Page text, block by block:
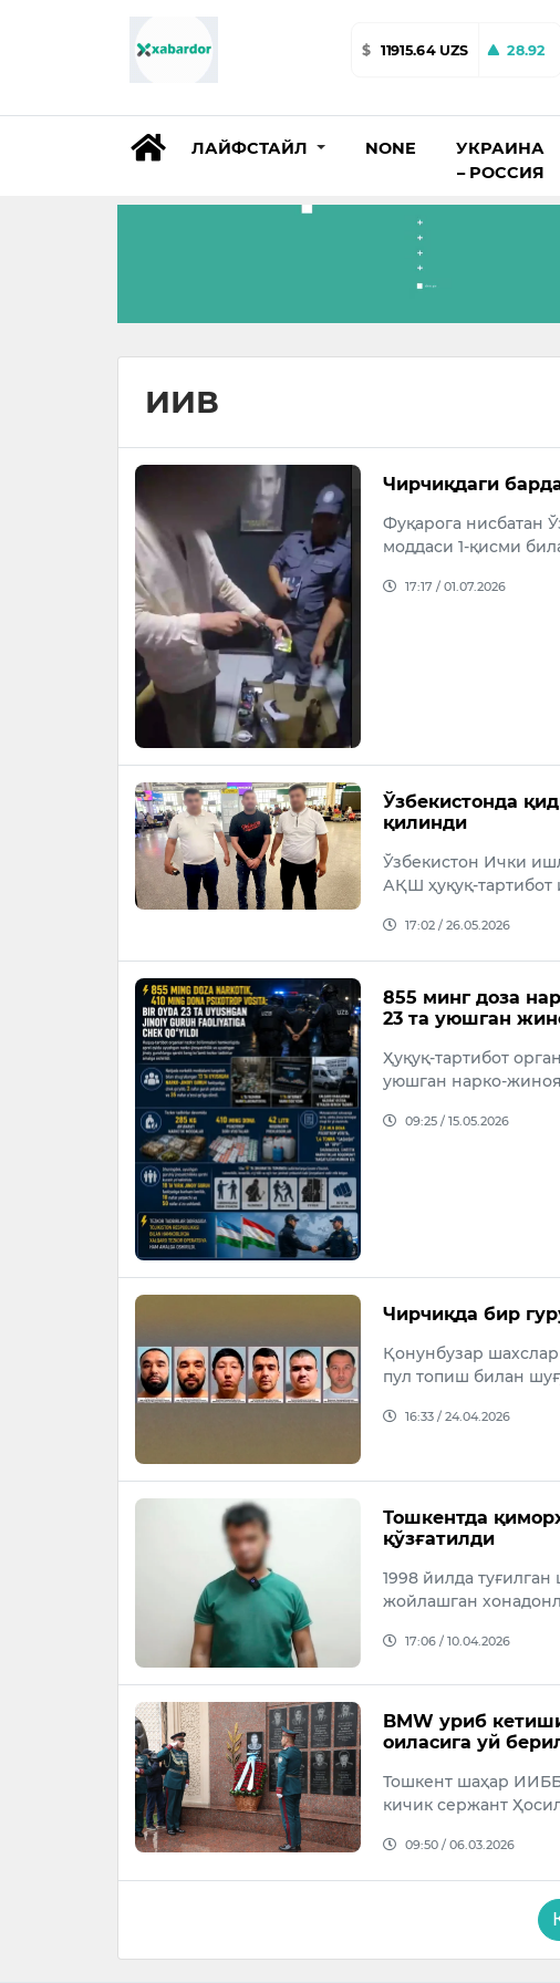
$ 11915.64 UZS 28.92
ЛАЙФСТАЙЛ NONE
УКРАИНА
– РОССИЯ
ИИВ
Чирчиқдаги
Фуқарога нисбатан
моддаси 1-қисми
17:17 / 01.07.2026
Ўзбекистонда
қилинди
Ўзбекистон Ички
АҚШ ҳуқуқ-
17:02 / 26.05.2026
855 минг доза
23 та уюшган
Ҳуқуқ-тартибот
уюшган нарко-
09:25 / 15.05.2026
Чирчиқда бир
Қонунбузар
пул топиш билан
16:33 / 24.04.2026
Тошкентда
қўзғатилди
1998 йилда
жойлашган
17:06 / 10.04.2026
BMW уриб
оиласига уй
Тошкент шаҳар
кичик сержант
09:50 / 06.03.2026